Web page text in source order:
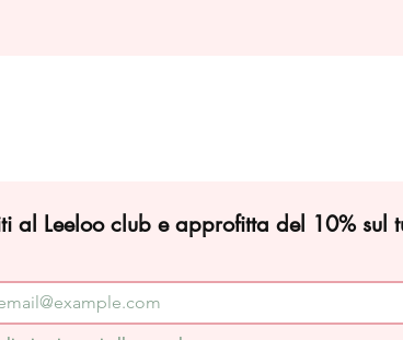
al Leeloo club e approfitta del 10% sul